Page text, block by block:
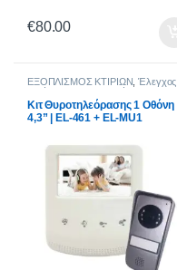
€80.00
ΕΞΟΠΛΙΣΜΟΣ ΚΤΙΡΙΩΝ ,Έλεγχος
Εισόδου
Θυροτηλεoράσεις
Κιτ Θυροτηλεόρασης 1 Οθόνη
4,3” | EL-461 + EL-MU1